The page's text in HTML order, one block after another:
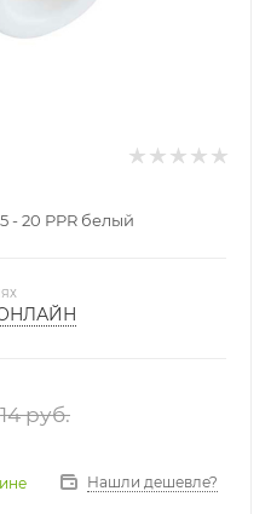
- 20 PPR белый
ОНЛАЙН
14руб.
Нашли дешевле?